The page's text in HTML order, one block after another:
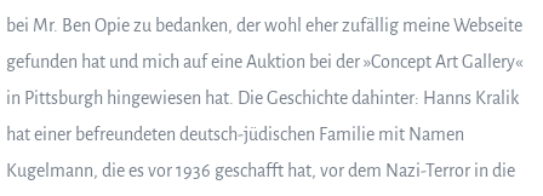
bei Mr. Ben Opie zu bedanken, der wohl eher zufällig meine Webseite
gefunden hat und mich auf eine Auktion bei der »Concept Art Gallery«
in Pittsburgh hingewiesen hat. Die Geschichte dahinter: Hanns Kralik
hat einer befreundeten deutsch-jüdischen Familie mit Namen
Kugelmann, die es vor 1936 geschafft hat, vor dem Nazi-Terror in die